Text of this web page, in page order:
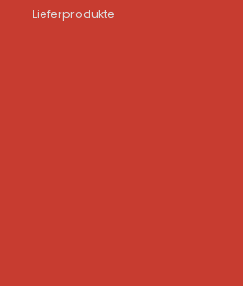
Lieferprodukte